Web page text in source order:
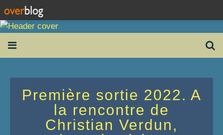
Première sortie 2022. A
la rencontre de
Christian Verdun,